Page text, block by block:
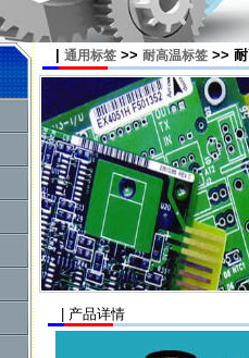
通用标签 >> 耐高温标签 >>
| 产品详情